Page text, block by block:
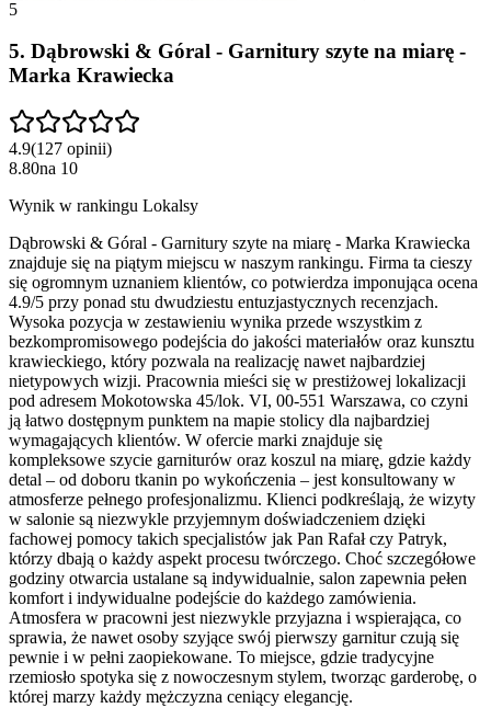
5
5. Dąbrowski & Góral - Garnitury szyte na miarę -
Marka Krawiecka
4.9(127 opinii)
8.80na 10
Wynik w rankingu Lokalsy
Dąbrowski & Góral - Garnitury szyte na miarę - Marka Krawiecka
znajduje się na piątym miejscu w naszym rankingu. Firma ta cieszy
się ogromnym uznaniem klientów, co potwierdza imponująca ocena
4.9/5 przy ponad stu dwudziestu entuzjastycznych recenzjach.
Wysoka pozycja w zestawieniu wynika przede wszystkim z
bezkompromisowego podejścia do jakości materiałów oraz kunsztu
krawieckiego, który pozwala na realizację nawet najbardziej
nietypowych wizji. Pracownia mieści się w prestiżowej lokalizacji
pod adresem Mokotowska 45/lok. VI, 00-551 Warszawa, co czyni
ją łatwo dostępnym punktem na mapie stolicy dla najbardziej
wymagających klientów. W ofercie marki znajduje się
kompleksowe szycie garniturów oraz koszul na miarę, gdzie każdy
detal – od doboru tkanin po wykończenia – jest konsultowany w
atmosferze pełnego profesjonalizmu. Klienci podkreślają, że wizyty
w salonie są niezwykle przyjemnym doświadczeniem dzięki
fachowej pomocy takich specjalistów jak Pan Rafał czy Patryk,
którzy dbają o każdy aspekt procesu twórczego. Choć szczegółowe
godziny otwarcia ustalane są indywidualnie, salon zapewnia pełen
komfort i indywidualne podejście do każdego zamówienia.
Atmosfera w pracowni jest niezwykle przyjazna i wspierająca, co
sprawia, że nawet osoby szyjące swój pierwszy garnitur czują się
pewnie i w pełni zaopiekowane. To miejsce, gdzie tradycyjne
rzemiosło spotyka się z nowoczesnym stylem, tworząc garderobę, o
której marzy każdy mężczyzna ceniący elegancję.